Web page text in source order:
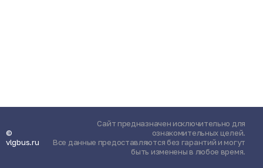
©
vlgbus.ru
Сайт предназначен исключительно для
ознакомительных целей.
Все данные предоставляются без гарантий и могут
быть изменены в любое время.